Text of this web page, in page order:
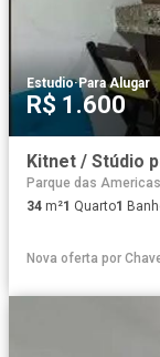
Estudio·Para Alugar
R$ 1.600
Parque das Americas
34 m²1 Quarto1
Nova oferta por